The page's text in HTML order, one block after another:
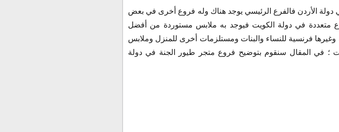
الأردن فالفرع الرئيسي يوجد هناك وله فروع أخرى في بعض
متعددة في دولة الكويت فيوجد به ملابس مستوردة من أفضل
وغيرها فرنسية للنساء والبنات ومستلزمات أخرى للمنزل وملابس
؛ في المقال سنقوم بتوضيح فروع متجر طيور الجنة في دولة